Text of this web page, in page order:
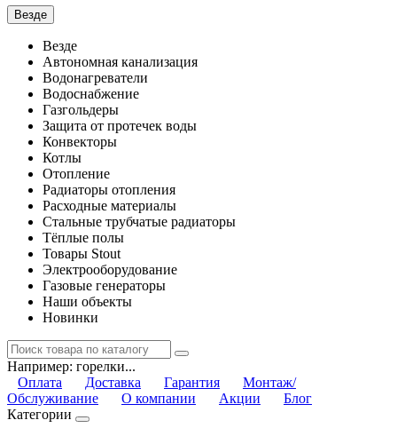
Везде
Везде
Автономная канализация
Водонагреватели
Водоснабжение
Газгольдеры
Защита от протечек воды
Конвекторы
Котлы
Отопление
Радиаторы отопления
Расходные материалы
Стальные трубчатые радиаторы
Тёплые полы
Товары Stout
Электрооборудование
Газовые генераторы
Наши объекты
Новинки
Например: горелки...
Оплата
Доставка Гарантия
Монтаж/
Обслуживание
О компании Акции
Блог
Категории